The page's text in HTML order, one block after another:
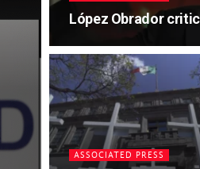
López Obrador
ASSOCIATED PRESS